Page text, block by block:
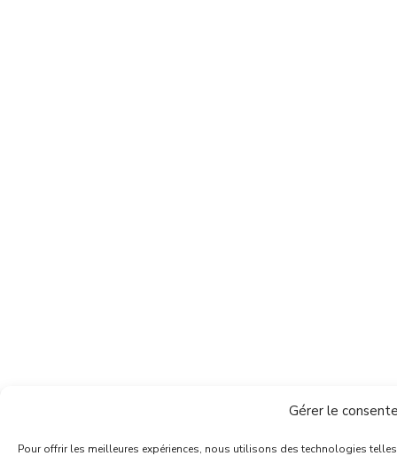
Gérer le
Pour offrir les meilleures expériences, nous utilisons des technologies